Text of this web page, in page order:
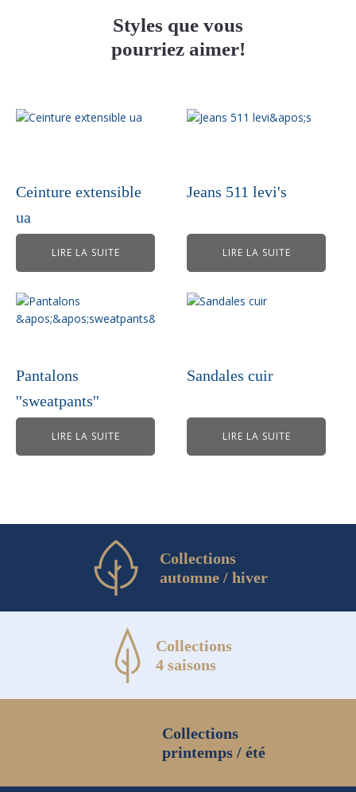
Styles que vous
pourriez aimer!
Ceinture extensible
ua
LIRE LA SUITE
Jeans 511 levi's
LIRE LA SUITE
Pantalons
''sweatpants''
LIRE LA SUITE
Sandales cuir
LIRE LA SUITE
Collections
automne / hiver
Collections
4 saisons
Collections
printemps / été